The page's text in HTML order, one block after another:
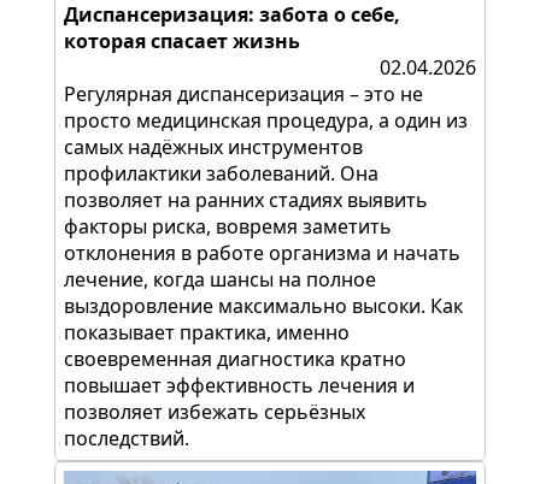
Диспансеризация: забота о себе,
которая спасает жизнь
02.04.2026
Регулярная диспансеризация – это не
просто медицинская процедура, а один из
самых надёжных инструментов
профилактики заболеваний. Она
позволяет на ранних стадиях выявить
факторы риска, вовремя заметить
отклонения в работе организма и начать
лечение, когда шансы на полное
выздоровление максимально высоки. Как
показывает практика, именно
своевременная диагностика кратно
повышает эффективность лечения и
позволяет избежать серьёзных
последствий.